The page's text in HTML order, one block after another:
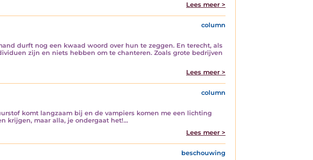
Lees meer >
column
durft nog een kwaad woord over hun te zeggen. En terecht, als
zijn en niets hebben om te chanteren. Zoals grote bedrijven
Lees meer >
column
komt langzaam bij en de vampiers komen me een lichting
krijgen, maar alla, je ondergaat het!…
Lees meer >
beschouwing